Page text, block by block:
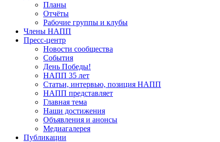
Планы
Отчёты
Рабочие группы и клубы
Члены НАПП
Пресс-центр
Новости сообщества
События
День Победы!
НАПП 35 лет
Статьи, интервью, позиция НАПП
НАПП представляет
Главная тема
Наши достижения
Объявления и анонсы
Медиагалерея
Публикации